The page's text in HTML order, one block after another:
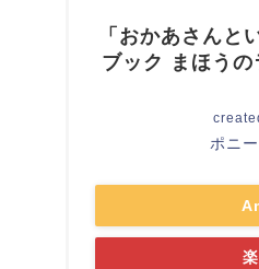
「おかあさんと
ブック まほう
ポニ